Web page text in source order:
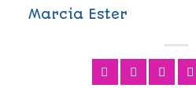
Marcia Ester